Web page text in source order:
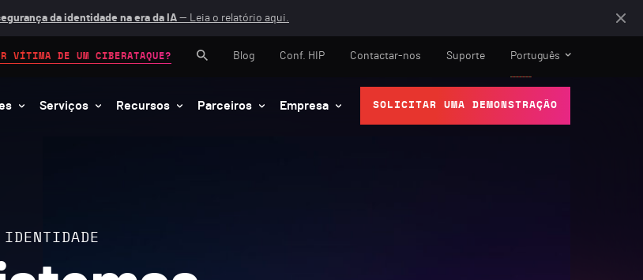
da identidade na era da IA — Leia o relatório aqui.
Serviços Recursos Parceiros Empresa SOLICITAR UMA DEMONSTRAÇÃO
VÍTIMA DE UM CIBERATAQUE? Blog Conf. HIP Contactar-nos Suporte Português
IDENTIDADE